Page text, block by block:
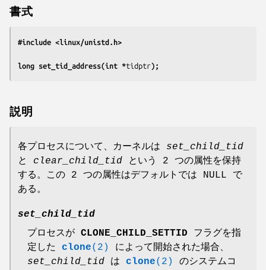
書式
#include <linux/unistd.h>
long set_tid_address(int *tidptr);
説明
各プロセスについて、カーネルは set_child_tid
と clear_child_tid という 2 つの属性を保持
する。この 2 つの属性はデフォルトでは NULL で
ある。
set_child_tid
プロセスが CLONE_CHILD_SETTID フラグを指
定した clone(2)
によって開始された場合、
set_child_tid は clone(2)
のシステムコ